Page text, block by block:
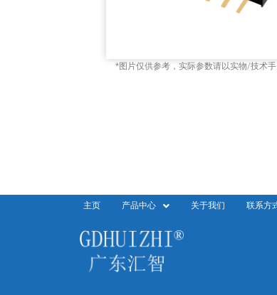
*图片仅供参考，实际参数请以实物/技术手
主页 产品中心 关于我们 联系方